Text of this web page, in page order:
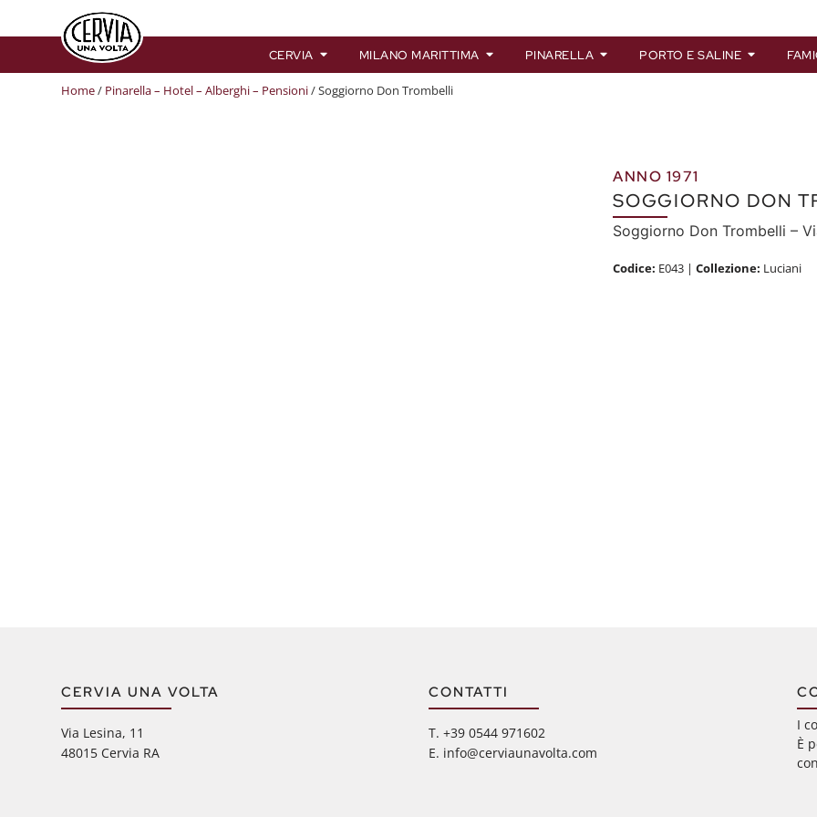
CERVIA MILANO MARITTIMA PINARELLA PORTO E SALINE
Home/ Pinarella – Hotel – Alberghi – Pensioni/ Soggiorno Don Trombelli
ANNO 1971
SOGGIORNO DON
Soggiorno Don Trombelli –
Codice: E043 | Collezione: Luciani
CERVIA UNA VOLTA
Via Lesina, 11
48015 Cervia RA
CONTATTI
‭T. +39 0544 971602
E. info@cerviaunavolta.com
I
È